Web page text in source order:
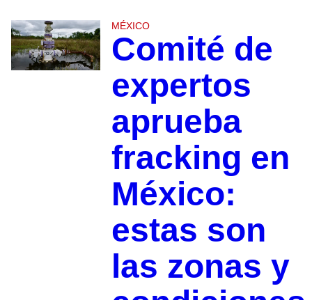
MÉXICO
Comité de
expertos
aprueba
fracking en
México:
estas son
las zonas y